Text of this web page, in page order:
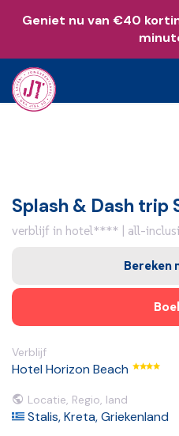
Geniet nu van €40
Splash & Dash trip
verblijf in hotel**** | all-
Bereken
Verblijf
Hotel Horizon Beach
Locatie, Regio, land
Stalis, Kreta, Griekenland